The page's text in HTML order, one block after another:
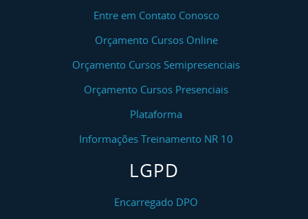
Entre em Contato Conosco
Orçamento Cursos Online
Orçamento Cursos Semipresenciais
Orçamento Cursos Presenciais
Plataforma
Informações Treinamento NR 10
LGPD
Encarregado DPO